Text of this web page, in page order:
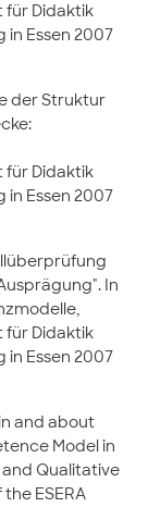
für Didaktik
in Essen 2007
der Struktur
für Didaktik
in Essen 2007
In
für Didaktik
in Essen 2007
and about
Model in
Qualitative
ESERA